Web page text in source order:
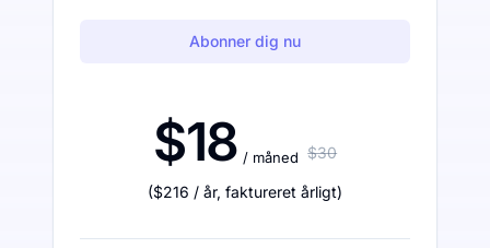
Abonner dig nu
$18 / måned $30
($216 / år, faktureret årligt)